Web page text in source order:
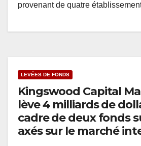
provenant de quatre
LEVÉES DE FONDS
Kingswood Capital
lève 4 milliards de
cadre de deux fonds
axés sur le marché